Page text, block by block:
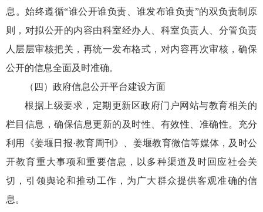
息。始终遵循“谁公开谁负责、谁发布谁负责”的双负责制原
则，对拟公开的内容由科室经办人、科室负责人、分管负责
人层层审核把关，再统一发布格式，对内容再次审核，确保
公开的信息全面及时准确。
（四）政府信息公开平台建设方面
根据上级要求，定期更新区政府门户网站与教育相关的
栏目信息，确保信息更新的及时性、有效性、准确性。充分
利用《姜堰日报·教育周刊》、姜堰教育微信等媒体，及时公
开教育重大事项和重要信息，以多种渠道及时回应社会关
切，引领舆论和推动工作，为广大群众提供客观准确的信
息。